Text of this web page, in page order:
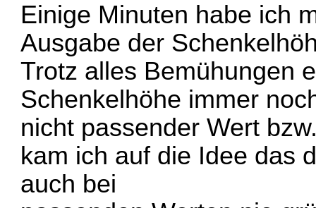
Einige Minuten habe ich
Ausgabe der
Trotz alles Bemühungen
Schenkelhöhe immer
nicht passender Wert
kam ich auf die Idee das
auch bei